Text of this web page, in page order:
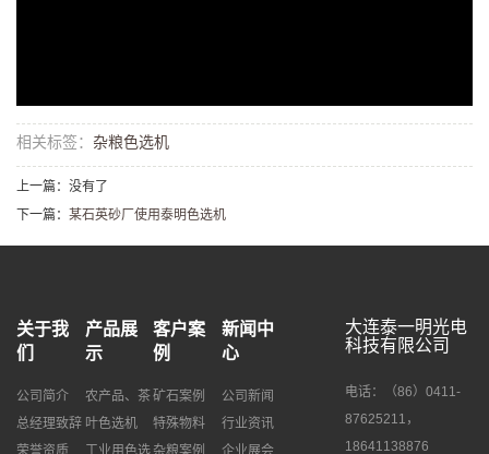
相关标签： 杂粮色选机
上一篇：没有了
下一篇： 某石英砂厂使用泰明色选机
关于我
们
公司简介
总经理致辞
产品展
示
农产品、茶
叶色选机
客户案
例
矿石案例
特殊物料
新闻中
心
公司新闻
行业资讯
大连泰一明光电
科技有限公司
电话：（86）0411-
87625211，
18641138876